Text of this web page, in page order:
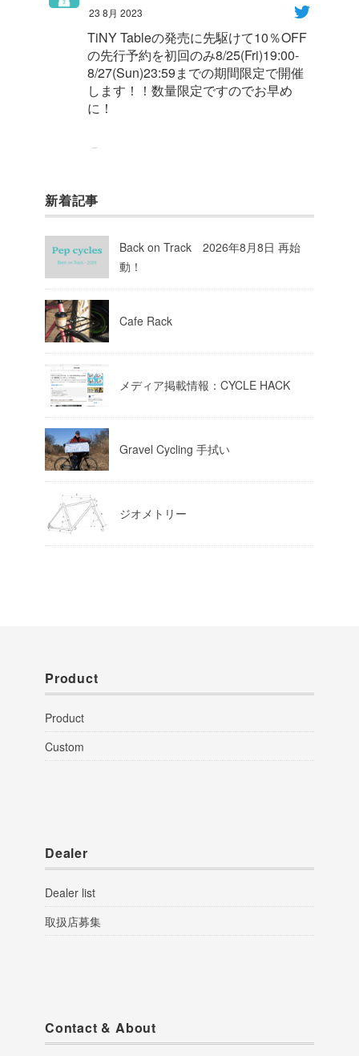
23 8月 2023
TiNY Tableの発売に先駆けて10％OFF
の先行予約を初回のみ8/25(Fri)19:00-
8/27(Sun)23:59までの期間限定で開催
します！！数量限定ですのでお早め
に！
Pep cycles@大阪
今週はお知らせがいっぱいあるのでチ
ェックしてて下さいね！
新着記事
Back on Track 2026年8月8日 再始
動！
Cafe Rack
メディア掲載情報：CYCLE HACK
Gravel Cycling 手拭い
ジオメトリー
Product
Product
Custom
Dealer
Dealer list
取扱店募集
Contact & About